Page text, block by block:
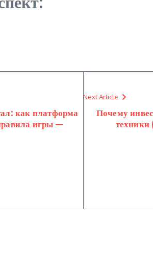
как платформа
игры —
Next Article
Почему
техники